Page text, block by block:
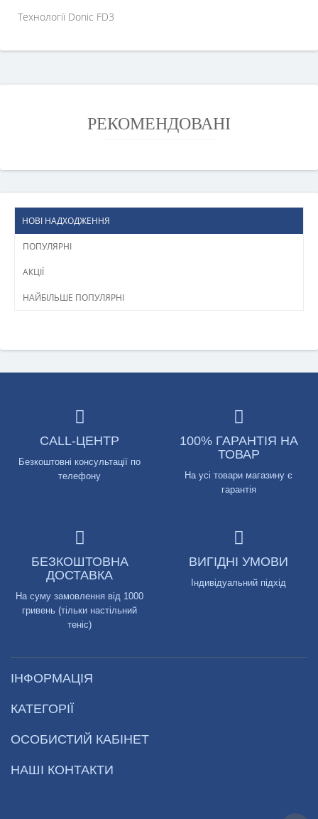
Технології Donic FD3
РЕКОМЕНДОВАНІ
НОВІ НАДХОДЖЕННЯ
ПОПУЛЯРНІ
АКЦІЇ
НАЙБІЛЬШЕ ПОПУЛЯРНІ
CALL-ЦЕНТР
Безкоштовні консультації по
телефону
100% ГАРАНТІЯ НА
ТОВАР
На усі товари магазину є
гарантія
БЕЗКОШТОВНА
ДОСТАВКА
На суму замовлення від 1000
гривень (тільки настільний
теніс)
ВИГІДНІ УМОВИ
Індивідуальний підхід
ІНФОРМАЦІЯ
КАТЕГОРІЇ
ОСОБИСТИЙ КАБІНЕТ
НАШІ КОНТАКТИ